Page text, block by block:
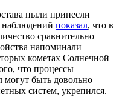
пыли принесли
наблюдений показал, что в
сравнительно
напоминали
кометах Солнечной
что процессы
быть довольно
систем, укрепился.